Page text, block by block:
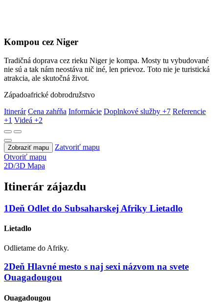
Kompou cez Niger
Tradičná doprava cez rieku Niger je kompa. Mosty tu vybudované
nie sú a tak nám neostáva nič iné, len prievoz. Toto nie je turistická
atrakcia, ale skutočná život.
Západoafrické dobrodružstvo
Itinerár Cena zahŕňa Informácie Doplnkové služby +7 Referencie
+1 Videá +2
Zobraziť mapu
Zatvoriť mapu
Otvoriť mapu
2D/3D Mapa
Itinerár zájazdu
1Deň Odlet do Subsaharskej Afriky Lietadlo
Lietadlo
Odlietame do Afriky.
2Deň Hlavné mesto s naj sexi názvom na svete
Ouagadougou
Ouagadougou